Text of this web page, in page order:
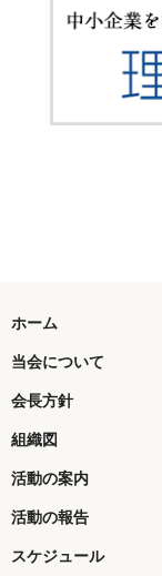
ホーム
当会について
会長方針
組織図
活動の案内
活動の報告
スケジュール